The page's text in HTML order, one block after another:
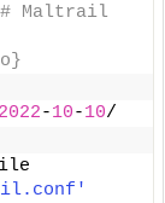
# Maltrail
2022-10-10/